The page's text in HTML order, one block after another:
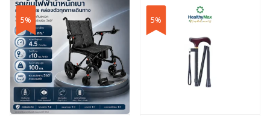
Privilege
Content
5% 5%